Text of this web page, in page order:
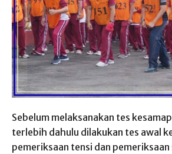
Sebelum melaksanakan tes
terlebih dahulu dilakukan tes awal
pemeriksaan tensi dan